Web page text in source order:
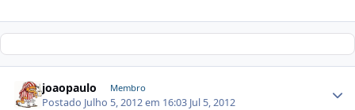
joaopaulo Membro
Postado Julho 5, 2012 em 16:03 Jul 5, 2012